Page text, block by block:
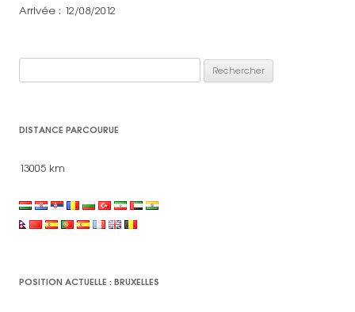
Arrivée : 12/08/2012
DISTANCE PARCOURUE
13005 km
POSITION ACTUELLE : BRUXELLES